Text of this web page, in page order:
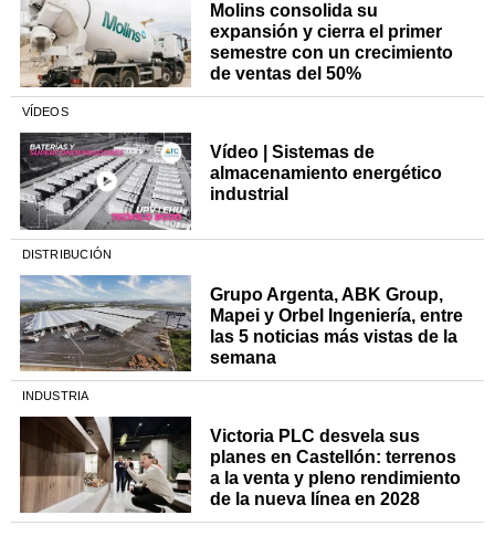
Molins consolida su
expansión y cierra el primer
semestre con un crecimiento
de ventas del 50%
VÍDEOS
Vídeo | Sistemas de
almacenamiento energético
industrial
DISTRIBUCIÓN
Grupo Argenta, ABK Group,
Mapei y Orbel Ingeniería, entre
las 5 noticias más vistas de la
semana
INDUSTRIA
Victoria PLC desvela sus
planes en Castellón: terrenos
a la venta y pleno rendimiento
de la nueva línea en 2028